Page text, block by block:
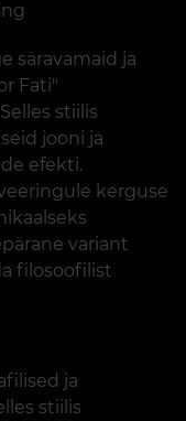
säravamaid ja
Fati"
stiilis
jooni ja
efekti.
kerguse
variant
filosoofilist
ja
stiilis